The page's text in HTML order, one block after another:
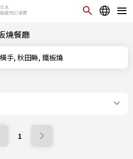
燒餐廳
角館/橫手, 秋田縣, 鐵板燒
1